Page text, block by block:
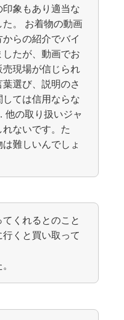
象もあり適当な
。 お着物の動画
らの紹介でバイ
たが、動画でお
現場が信じられ
選び、説明のさ
ては信用ならな
の取り扱いジャ
ないです。た
難しいんでしょ
くれるとのこと
くと買い取って